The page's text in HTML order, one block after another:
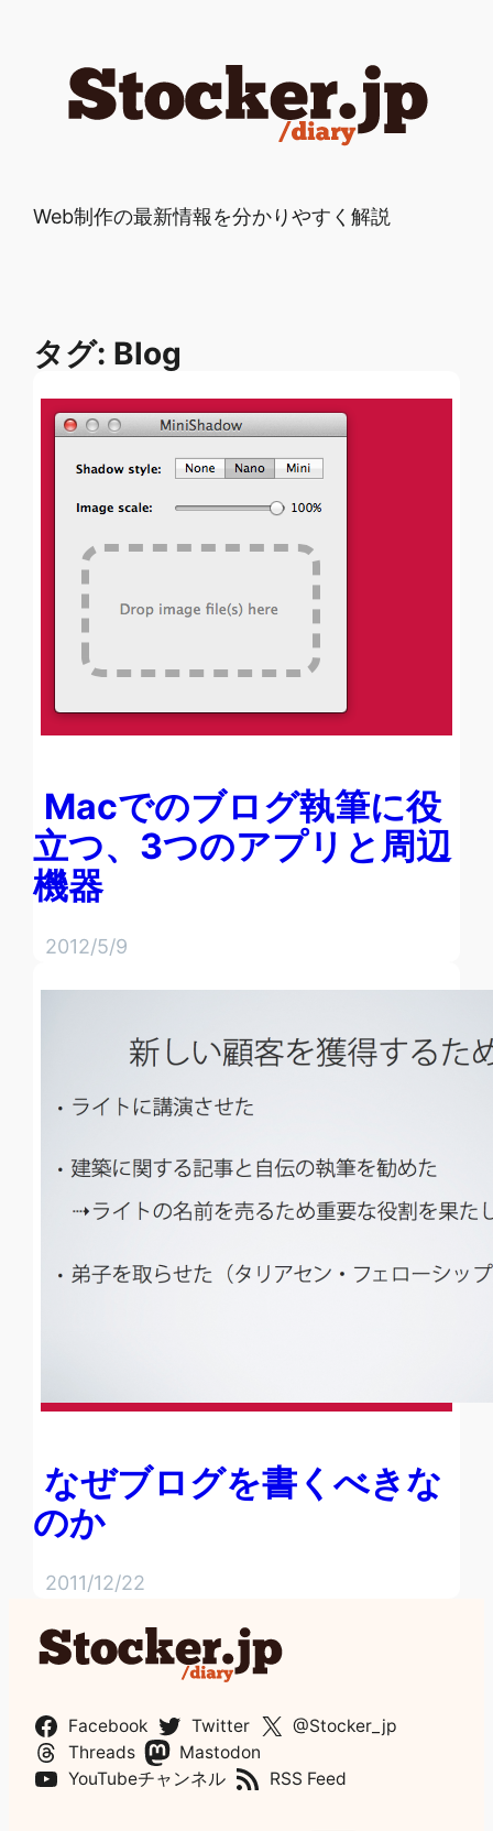
Web制作の最新情報を分かりやすく解説
タグ: Blog
Macでのブログ執筆に役
立つ、3つのアプリと周辺
機器
2012/5/9
なぜブログを書くべきな
のか
2011/12/22
Facebook Twitter
@Stocker_jp
Threads
Mastodon
YouTubeチャンネル
RSS Feed